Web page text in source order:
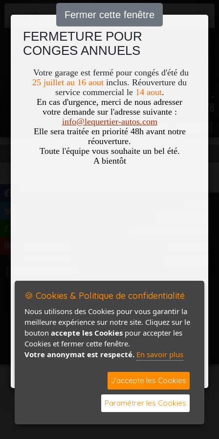
FERMETURE POUR
CONGES ANNUELS
Votre garage est fermé pour congés d'été du
25 juillet au 16 aout inclus. Réouverture du
service commercial le 14 aout.
En cas d'urgence, merci de nous adresser
votre demande sur l'adresse suivante :
info@lequertier-autos.com
Elle sera traitée en priorité 48h avant notre
réouverture.
Toute l'équipe vous souhaite un bel été.
A bientôt
Fermer cette fenêtre
Navigation
51, Le Bourg 50700 COLOMBY -
02 33 40 18 78
Nom Pass
Occasions Vous êtes ici
🍪 Cookies & Politique de confidentialité
Nous utilisons des Cookies pour vous garantir la
meilleure expérience sur notre site. Cliquez sur le
bouton accepte les Cookies pour accepter les
Cookies et fermer cette fenêtre.
Votre anonymat est respecté. En savoir plus
J'accepte les Cookies
Paramétrer les Cookies